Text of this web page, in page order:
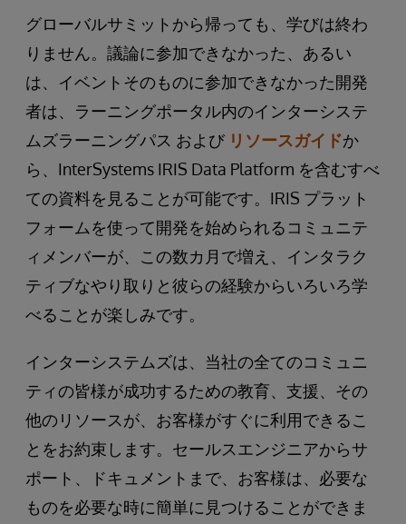
グローバルサミットから帰っても、学びは終わ
りません。議論に参加できなかった、あるい
は、イベントそのものに参加できなかった開発
者は、ラーニングポータル内のインターシステ
ムズラーニングパス および リソースガイドか
ら、InterSystems IRIS Data Platform を含むすべ
ての資料を見ることが可能です。IRIS プラット
フォームを使って開発を始められるコミュニテ
ィメンバーが、この数カ月で増え、インタラク
ティブなやり取りと彼らの経験からいろいろ学
べることが楽しみです。
インターシステムズは、当社の全てのコミュニ
ティの皆様が成功するための教育、支援、その
他のリソースが、お客様がすぐに利用できるこ
とをお約束します。セールスエンジニアからサ
ポート、ドキュメントまで、お客様は、必要な
ものを必要な時に簡単に見つけることができま